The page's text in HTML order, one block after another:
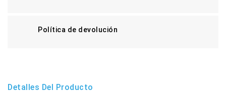
Política de devolución
Detalles Del Producto